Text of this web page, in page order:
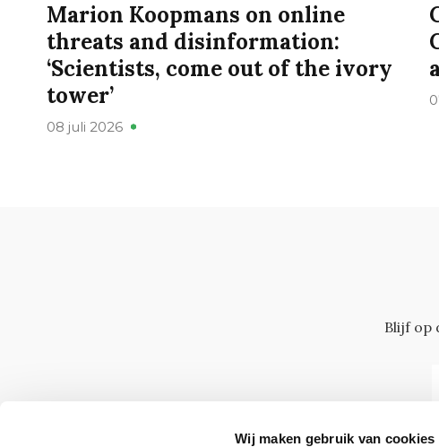
Wij maken gebruik van cookies
Marion Koopmans on online
threats and disinformation:
‘Scientists, come out of the ivory
tower’
08 juli 2026
Blijf op